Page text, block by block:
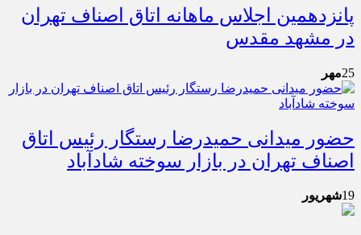
پانزدهمین اجلاس ماهانه اتاق اصناف تهران
در مشهد مقدس
25مهر
حضور میدانی حمیدرضا رستگار رئیس اتاق
اصناف تهران در بازار سوخته شادآباد
19شهریور